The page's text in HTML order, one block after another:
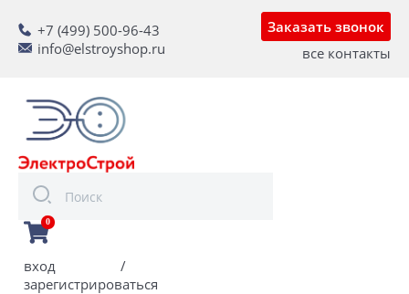
+7 (499) 500-96-43
info@elstroyshop.ru
Заказать звонок
все контакты
0
вход
/
зарегистрироваться